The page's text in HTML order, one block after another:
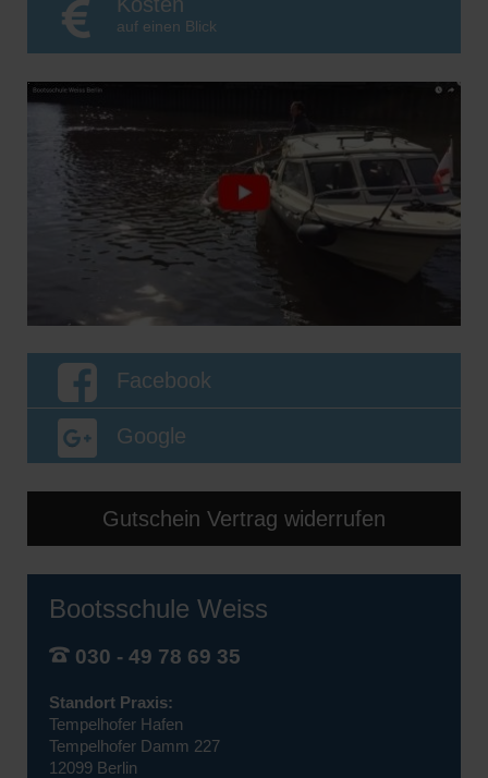
auf einen Blick
Facebook
Google
Gutschein Vertrag widerrufen
Bootsschule Weiss
030 - 49 78 69 35
Standort Praxis:
Tempelhofer Hafen
Tempelhofer Damm 227
12099 Berlin